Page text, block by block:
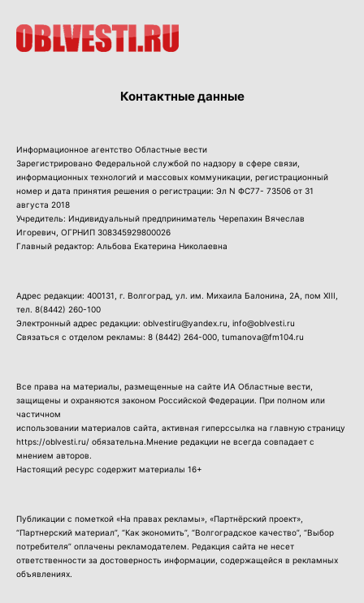
Контактные данные
Информационное агентство Областные вести
Зарегистрировано Федеральной службой по надзору в сфере связи,
информационных технологий и массовых коммуникации, регистрационный
номер и дата принятия решения о регистрации: Эл N ФС77- 73506 от 31
августа 2018
Учредитель: Индивидуальный предприниматель Черепахин Вячеслав
Игоревич, ОГРНИП 308345929800026
Главный редактор: Альбова Екатерина Николаевна
Адрес редакции: 400131, г. Волгоград, ул. им. Михаила Балонина, 2А, пом XIII,
тел. 8(8442) 260-100
Электронный адрес редакции: oblvestiru@yandex.ru, info@oblvesti.ru
Связаться с отделом рекламы: 8 (8442) 264-000 , tumanova@fm104.ru
Все права на материалы, размещенные на сайте ИА Областные вести,
защищены и охраняются законом Российской Федерации. При полном или
частичном
использовании материалов сайта, активная гиперссылка на главную страницу
https://oblvesti.ru/ обязательна.Мнение редакции не всегда совпадает с
мнением авторов.
Настоящий ресурс содержит материалы 16+
Публикации с пометкой «На правах рекламы», «Партнёрский проект»,
“Партнерский материал”, “Как экономить”, “Волгоградское качество”, “Выбор
потребителя” оплачены рекламодателем. Редакция сайта не несет
ответственности за достоверность информации, содержащейся в рекламных
объявлениях.